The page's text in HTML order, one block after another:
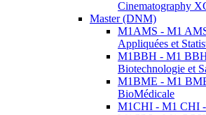
Cinematography
Master (DNM)
M1AMS - M1
Appliquées et
M1BBH - M1
Biotechnologie et
M1BME - M1
BioMédicale
M1CHI - M1 CHI -